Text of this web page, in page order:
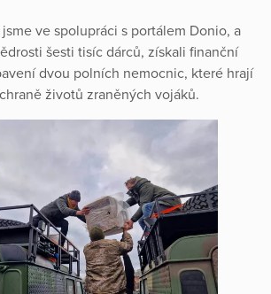
ve spolupráci s portálem Donio, a
šesti tisíc dárců, získali finanční
dvou polních nemocnic, které hrají
životů zraněných vojáků.